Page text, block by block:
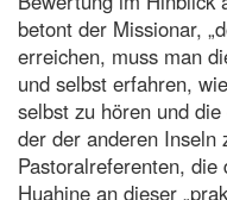
betont der Missionar,
erreichen, muss man
und selbst erfahren,
selbst zu hören und
der der anderen Inseln
Pastoralreferenten, die
Huahine an dieser